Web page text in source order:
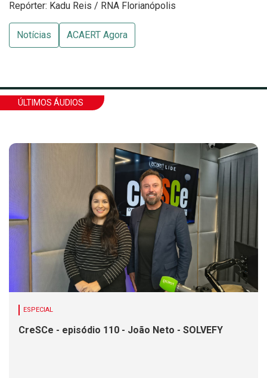
Repórter: Kadu Reis / RNA Florianópolis
Notícias ACAERT Agora
ÚLTIMOS ÁUDIOS
ESPECIAL
CreSCe - episódio 110 - João Neto - SOLVEFY